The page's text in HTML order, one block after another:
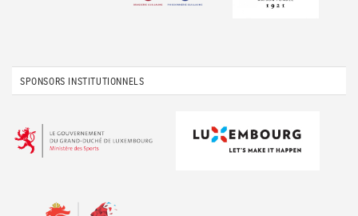
SPONSORS INSTITUTIONNELS